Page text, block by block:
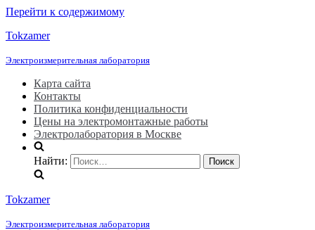
Перейти к содержимому
Tokzamer
Электроизмерительная лаборатория
Карта сайта
Контакты
Политика конфиденциальности
Цены на электромонтажные работы
Электролаборатория в Москве
Найти:
Tokzamer
Электроизмерительная лаборатория